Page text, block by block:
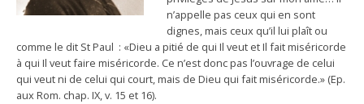
n’appelle pas ceux qui en sont
dignes, mais ceux qu’il lui plaît ou
comme le dit St Paul : «Dieu a pitié de qui Il veut et Il fait miséricorde
à qui Il veut faire miséricorde. Ce n’est donc pas l’ouvrage de celui
qui veut ni de celui qui court, mais de Dieu qui fait miséricorde.» (Ep.
aux Rom. chap. IX, v. 15 et 16).